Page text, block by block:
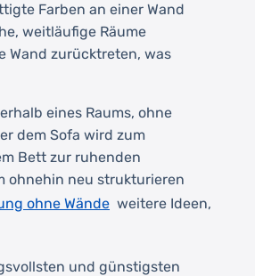
Farben an einer Wand
weitläufige Räume
Wand zurücktreten, was
eines Raums, ohne
dem Sofa wird zum
Bett zur ruhenden
ohnehin neu strukturieren
ohne Wände weitere Ideen,
und günstigsten